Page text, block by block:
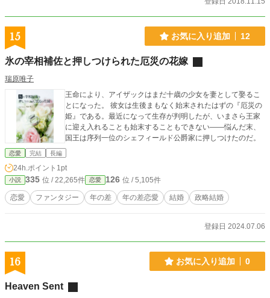
15 お気に入り追加 12
氷の宰相補佐と押しつけられた厄災の花嫁
瑞原唯子
王命により、アイザックはまだ十歳の少女を妻として娶るこ
とになった。 彼女は生後まもなく始末されたはずの『厄災の
姫』である。最近になって生存が判明したが、いまさら王家
に迎え入れることも始末することもできない——悩んだ末、
国王は序列一位のシェフィールド公爵家に押しつけたのだ。
恋愛 完結 長編
24h.ポイント 1pt
小説 335 位 / 22,265件 恋愛 126 位 / 5,105件
恋愛 ファンタジー 年の差 年の差恋愛 結婚 政略結婚
登録日 2024.07.06
16 お気に入り追加 0
Heaven Sent